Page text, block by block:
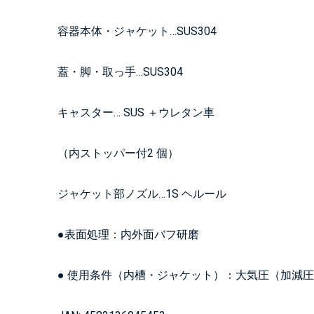
容器本体・ジャケット…SUS304
蓋・脚・取っ手…SUS304
キャスター… SUS ＋ウレタン車
（内ストッパー付2 個）
ジャケット部ノズル…1S ヘルール
●表面処理：内外面バフ研磨
● 使用条件（内槽・ジャケット）：大気圧（加減